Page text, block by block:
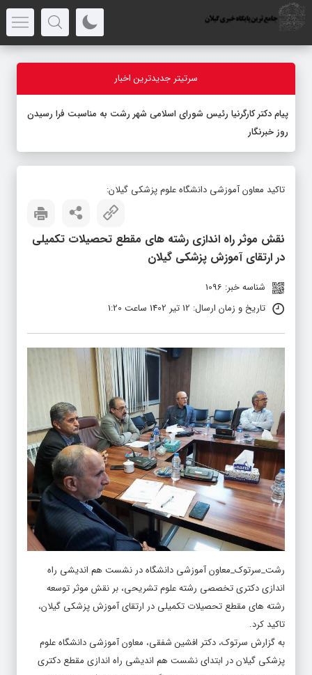
سرتیتر جدیدترین اخبار
پیام دکتر کارگرنیا رئیس شورای اسلامی شهر رشت به مناسبت فرا رسیدن
روز خبرنگار
تاکید معاون آموزشی دانشگاه علوم پزشکی گیلان:
نقش موثر راه اندازی رشته های مقطع تحصیلات تکمیلی
در ارتقای آموزش پزشکی گیلان
شناسه خبر: 1096
تاریخ و زمان ارسال: 12 تیر 1402 ساعت 1:20
رشت_سرتوک_معاون آموزشی دانشگاه در نشست هم اندیشی راه
اندازی دکتری تخصصی رشته علوم تشریحی، بر نقش موثر توسعه
رشته های مقطع تحصیلات تکمیلی در ارتقای آموزش پزشکی گیلان،
تاکید کرد.
به گزارش سرتوک، دکتر افشین شفقی، معاون آموزشی دانشگاه علوم
پزشکی گیلان در ابتدای نشست هم اندیشی راه اندازی مقطع دکتری